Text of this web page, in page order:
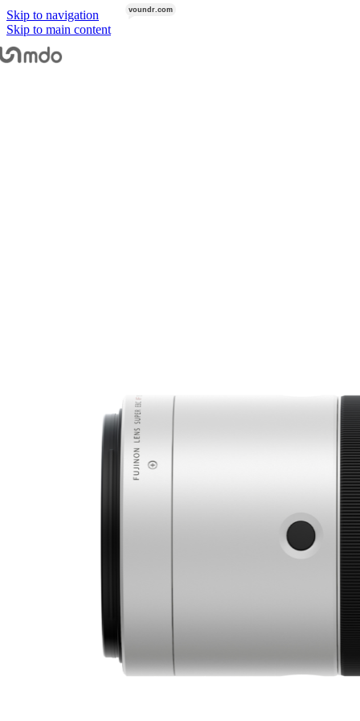
Skip to navigation
Skip to main content
Objektiv-Zubehör
Dauerlicht
Reflektoren
Video
Rigs & Cages
Videoleuchten
Blackmagic Zubehör
voundr.com
Start/ Objektive